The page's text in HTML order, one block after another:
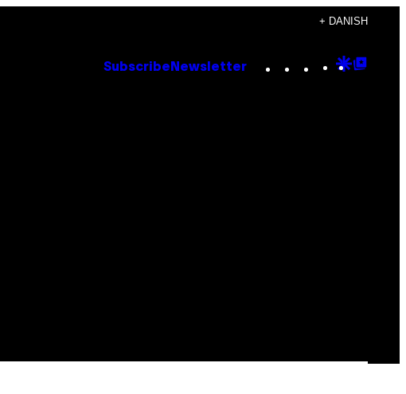
+ DANISH
Subscribe Newsletter Instagram
TikTok
YouTube
Google